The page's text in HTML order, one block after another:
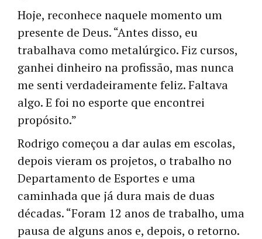
Hoje, reconhece naquele momento um
presente de Deus. “Antes disso, eu
trabalhava como metalúrgico. Fiz cursos,
ganhei dinheiro na profissão, mas nunca
me senti verdadeiramente feliz. Faltava
algo. E foi no esporte que encontrei
propósito.”
Rodrigo começou a dar aulas em escolas,
depois vieram os projetos, o trabalho no
Departamento de Esportes e uma
caminhada que já dura mais de duas
décadas. “Foram 12 anos de trabalho, uma
pausa de alguns anos e, depois, o retorno.